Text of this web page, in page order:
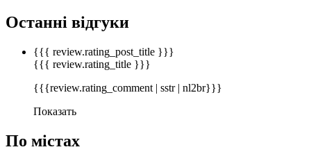
Останні відгуки
{{{ review.rating_post_title }}}
{{{ review.rating_title }}}
{{{review.rating_comment | sstr | nl2br}}}
Показать
По містах